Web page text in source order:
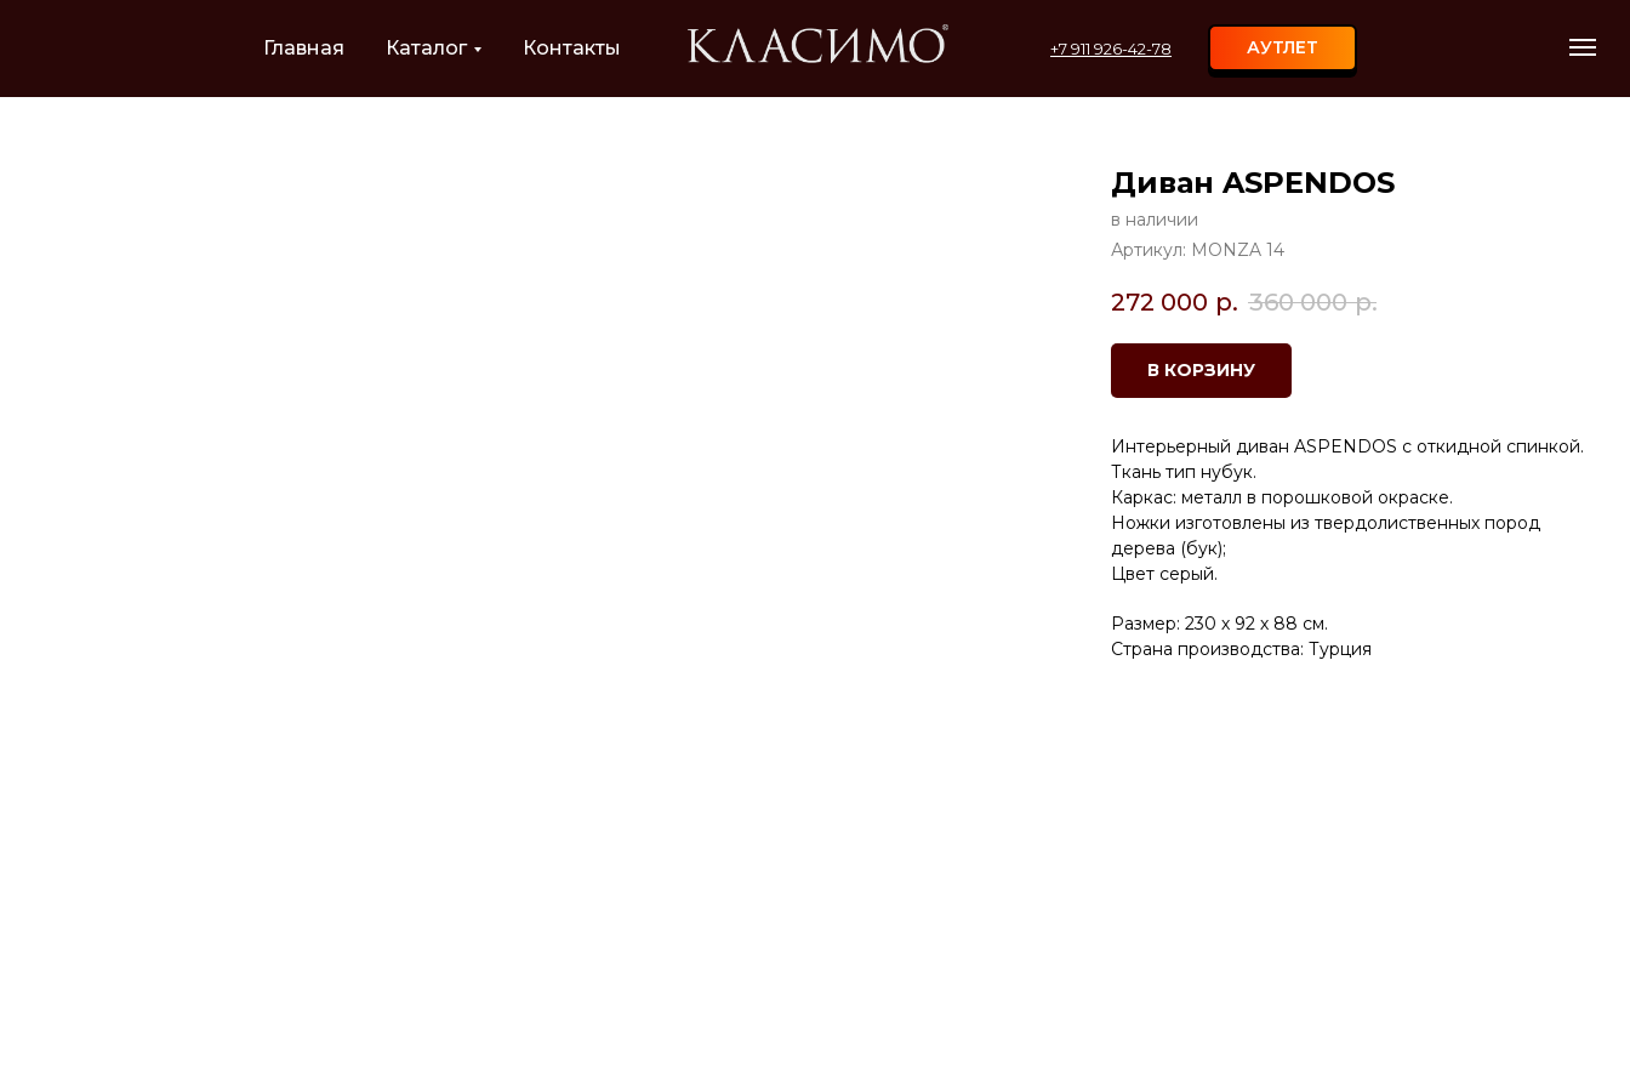
Главная Каталог Контакты +7 911 926-42-78 АУТЛЕТ
Диван ASPENDOS
в наличии
Артикул: MONZA 14
272 000 р. 360 000 р.
В КОРЗИНУ
Интерьерный диван ASPENDOS с откидной спинкой.
Ткань тип нубук.
Каркас: металл в порошковой окраске.
Ножки изготовлены из твердолиственных пород
дерева (бук);
Цвет серый.
Размер: 230 х 92 х 88 см.
Страна производства: Турция